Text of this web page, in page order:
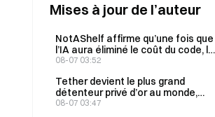
Mises à jour de l’auteur
NotAShelf affirme qu’une fois que
l’IA aura éliminé le coût du code, la
seule ressource rare sera le «
08-07 03:52
Tether devient le plus grand
détenteur privé d’or au monde,
son stock total atteignant 146
08-07 03:47